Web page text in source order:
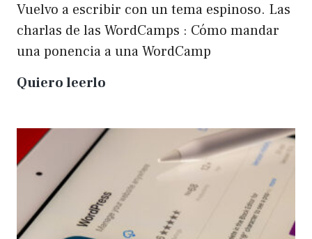
Vuelvo a escribir con un tema espinoso. Las
charlas de las WordCamps : Cómo mandar
una ponencia a una WordCamp
Quiero leerlo
una
una
WordCamp